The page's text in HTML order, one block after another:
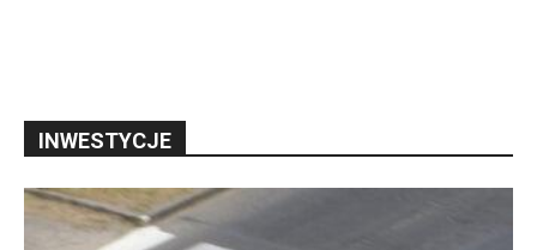
INWESTYCJE